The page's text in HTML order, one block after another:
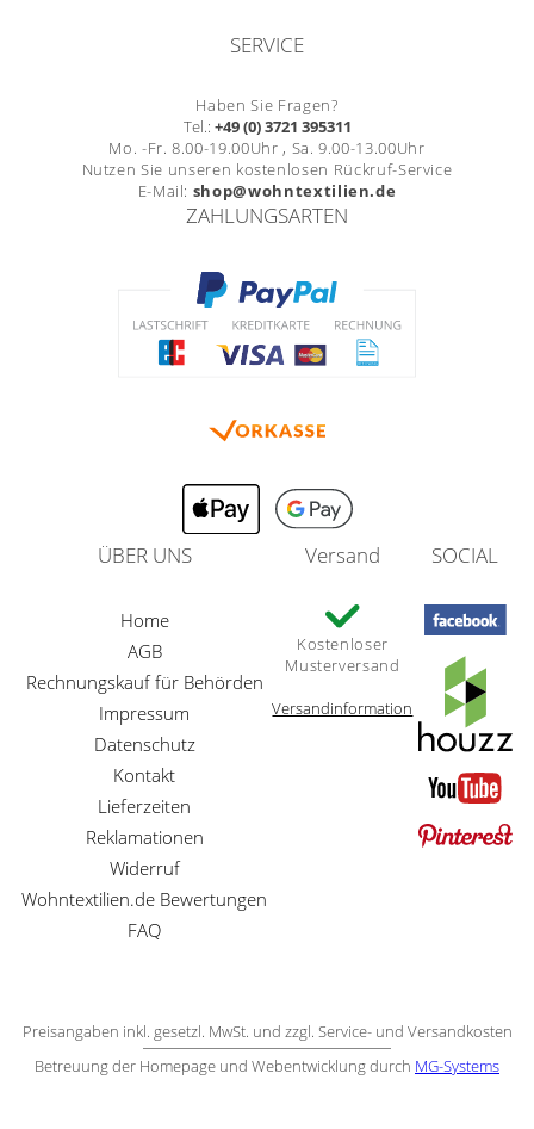
SERVICE
Haben Sie Fragen?
Tel.: +49 (0) 3721 395311
Mo. -Fr. 8.00-19.00Uhr , Sa. 9.00-13.00Uhr
Nutzen Sie unseren kostenlosen Rückruf-Service
E-Mail: shop@wohntextilien.de
ZAHLUNGSARTEN
ÜBER UNS
Home
AGB
Rechnungskauf für Behörden
Impressum
Datenschutz
Kontakt
Lieferzeiten
Reklamationen
Widerruf
Wohntextilien.de Bewertungen
FAQ
Versand
Kostenloser
Musterversand
Versandinformation
SOCIAL
Preisangaben inkl. gesetzl. MwSt. und zzgl. Service- und Versandkosten
Betreuung der Homepage und Webentwicklung durch MG-Systems